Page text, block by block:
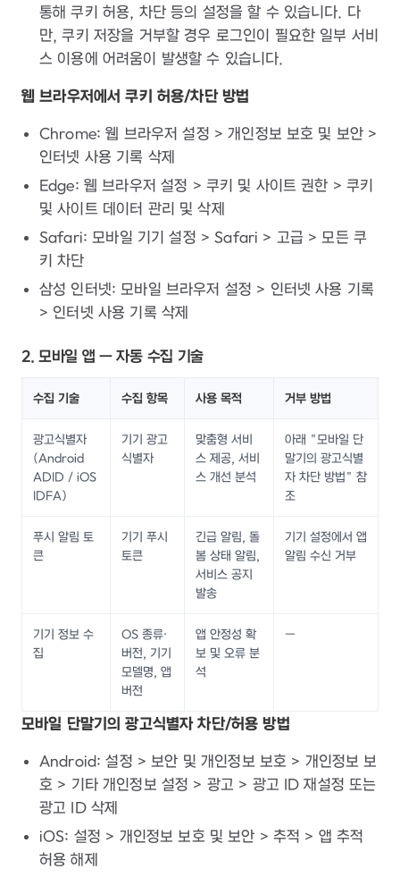
통해 쿠키 허용, 차단 등의 설정을 할 수 있습니다. 다
만, 쿠키 저장을 거부할 경우 로그인이 필요한 일부 서비
스 이용에 어려움이 발생할 수 있습니다.
웹 브라우저에서 쿠키 허용/차단 방법
Chrome: 웹 브라우저 설정 > 개인정보 보호 및 보안 >
인터넷 사용 기록 삭제
Edge: 웹 브라우저 설정 > 쿠키 및 사이트 권한 > 쿠키
및 사이트 데이터 관리 및 삭제
Safari: 모바일 기기 설정 > Safari > 고급 > 모든 쿠
키 차단
삼성 인터넷: 모바일 브라우저 설정 > 인터넷 사용 기록
> 인터넷 사용 기록 삭제
2. 모바일 앱 — 자동 수집 기술
수집 기술 수집 항목 사용 목적 거부 방법
광고식별자
(Android
ADID / iOS
IDFA)
기기 광고
식별자
맞춤형 서비
스 제공, 서비
스 개선 분석
아래 "모바일 단
말기의 광고식별
자 차단 방법" 참
조
푸시 알림 토
큰
기기 푸시
토큰
긴급 알림, 돌
봄 상태 알림,
서비스 공지
발송
기기 설정에서 앱
알림 수신 거부
기기 정보 수
집
OS 종류·
버전, 기기
모델명, 앱
버전
앱 안정성 확
보 및 오류 분
석
—
모바일 단말기의 광고식별자 차단/허용 방법
Android: 설정 > 보안 및 개인정보 보호 > 개인정보 보
호 > 기타 개인정보 설정 > 광고 > 광고 ID 재설정 또는
광고 ID 삭제
iOS: 설정 > 개인정보 보호 및 보안 > 추적 > 앱 추적
허용 해제